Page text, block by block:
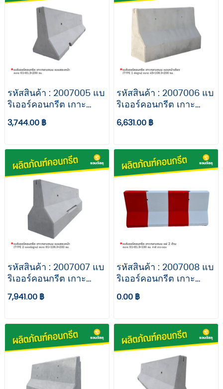
รหัสสินค้า : 2007005 แบ
ริเออร์คอนกรีต เกาะ
(TYPE 2) ขนาด
3,744.00 ฿
รหัสสินค้า : 2007006 แบ
ริเออร์คอนกรีต เกาะ
(TYPE 1 ต่อฐาน) ขนาด
6,631.00 ฿
รหัสสินค้า : 2007007 แบ
ริเออร์คอนกรีต เกาะ
(TYPE 2 เเบบต่อฐาน)
ซม.
7,941.00 ฿
รหัสสินค้า : 2007008 แบ
ริเออร์คอนกรีต เกาะ
ขนาด 61x81.3x100 ซม.
0.00 ฿